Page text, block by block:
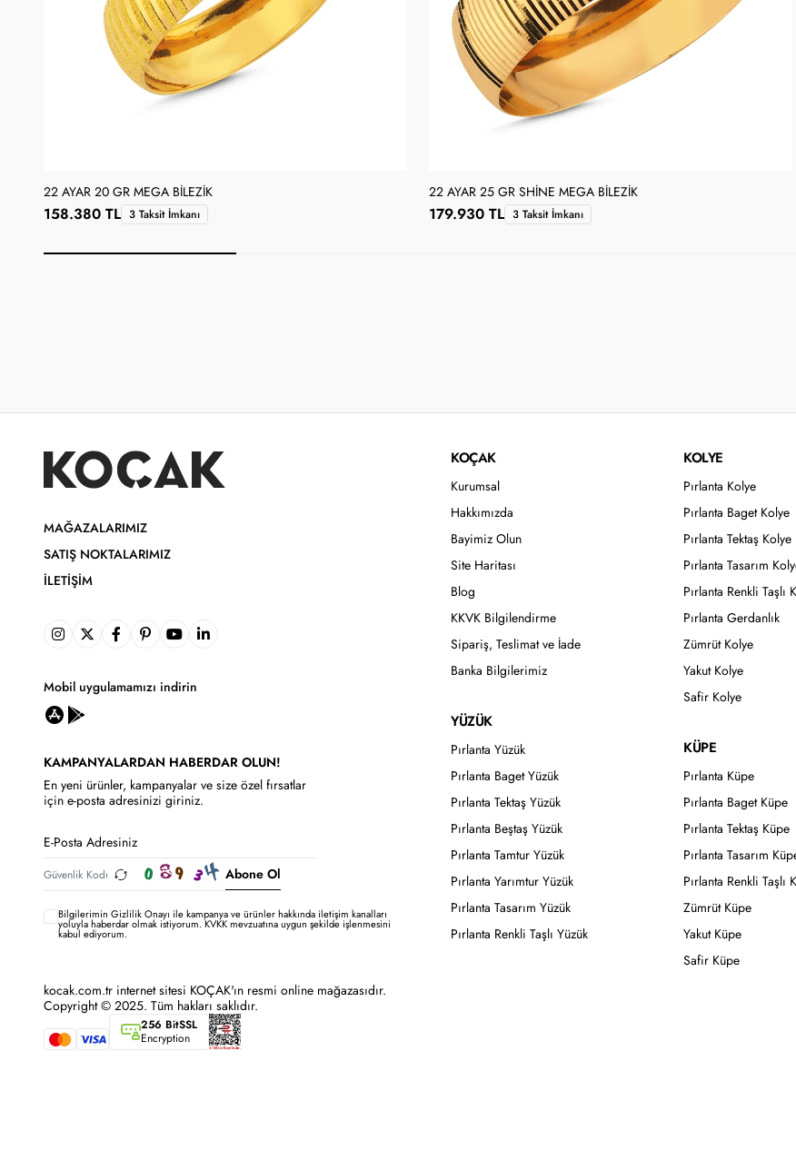
22 AYAR 20 GR MEGA BILEZIK
158.380 TL 3 Taksit İmkanı
22 AYAR 25 GR SHINE MEGA BILEZIK
179.930 TL 3 Taksit İmkanı
MAĞAZALARIMIZ
SATIŞ NOKTALARIMIZ
İLETIŞIM
Mobil uygulamamızı indirin
KAMPANYALARDAN HABERDAR OLUN!
En yeni ürünler, kampanyalar ve size özel fırsatlar
için e-posta adresinizi giriniz.
Abone Ol
Bilgilerimin Gizlilik Onayı ile kampanya ve ürünler hakkında iletişim kanalları
yoluyla haberdar olmak istiyorum.KVKK mevzuatına uygun şekilde işlenmesini
kabul ediyorum.
kocak.com.tr internet sitesi KOÇAK'ın resmi online mağazasıdır.
Copyright © 2025. Tüm hakları saklıdır.
256 BitSSL
Encryption
KOÇAK
Kurumsal
Hakkımızda
Bayimiz Olun
Site Haritası
Blog
KKVK Bilgilendirme
Sipariş, Teslimat ve İade
Banka Bilgilerimiz
YÜZÜK
Pırlanta Yüzük
Pırlanta Baget Yüzük
Pırlanta Tektaş Yüzük
Pırlanta Beştaş Yüzük
Pırlanta Tamtur Yüzük
Pırlanta Yarımtur Yüzük
Pırlanta Tasarım Yüzük
Pırlanta Renkli Taşlı Yüzük
KOLYE
Pırlanta Kolye
Pırlanta Baget Kolye
Pırlanta Tektaş Kolye
Pırlanta Tasarım
Pırlanta Renkli Taşlı
Pırlanta Gerdanlık
Zümrüt Kolye
Yakut Kolye
Safir Kolye
KÜPE
Pırlanta Küpe
Pırlanta Baget Küpe
Pırlanta Tektaş Küpe
Pırlanta Tasarım
Pırlanta Renkli Taşlı
Zümrüt Küpe
Yakut Küpe
Safir Küpe